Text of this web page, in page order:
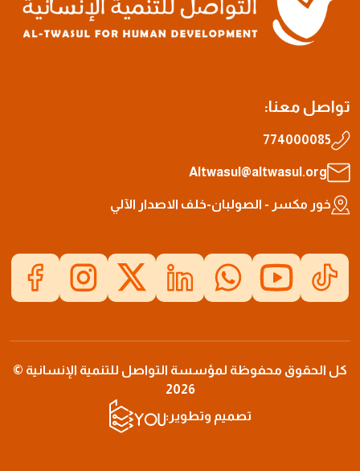
تواصل معنا:
774000085
Altwasul@altwasul.org
خور مكسر - الصولبان-خلف الاصدار الآلي
كل الحقوق محفوظة لمؤسسة التواصل للتنمية الإنسانية ©
2026
تصميم وتطوير: